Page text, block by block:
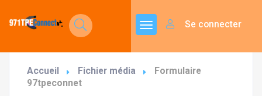
Se connecter
Accueil Fichier média
Formulaire
97tpeconnet